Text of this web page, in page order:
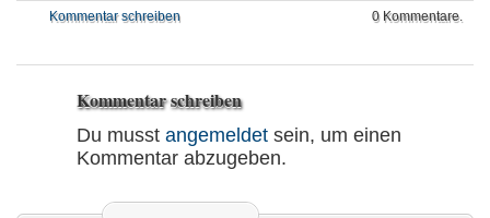
Kommentar schreiben 0 Kommentare.
Kommentar schreiben
Du musst angemeldet sein, um einen
Kommentar abzugeben.